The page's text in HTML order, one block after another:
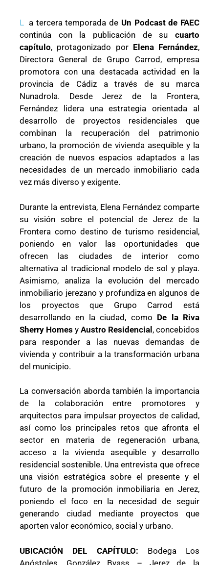
L a tercera temporada de Un Podcast de FAEC
continúa con la publicación de su cuarto
capítulo, protagonizado por Elena Fernández,
Directora General de Grupo Carrod, empresa
promotora con una destacada actividad en la
provincia de Cádiz a través de su marca
Nunadrola. Desde Jerez de la Frontera,
Fernández lidera una estrategia orientada al
desarrollo de proyectos residenciales que
combinan la recuperación del patrimonio
urbano, la promoción de vivienda asequible y la
creación de nuevos espacios adaptados a las
necesidades de un mercado inmobiliario cada
vez más diverso y exigente.
Durante la entrevista, Elena Fernández comparte
su visión sobre el potencial de Jerez de la
Frontera como destino de turismo residencial,
poniendo en valor las oportunidades que
ofrecen las ciudades de interior como
alternativa al tradicional modelo de sol y playa.
Asimismo, analiza la evolución del mercado
inmobiliario jerezano y profundiza en algunos de
los proyectos que Grupo Carrod está
desarrollando en la ciudad, como De la Riva
Sherry Homes y Austro Residencial, concebidos
para responder a las nuevas demandas de
vivienda y contribuir a la transformación urbana
del municipio.
La conversación aborda también la importancia
de la colaboración entre promotores y
arquitectos para impulsar proyectos de calidad,
así como los principales retos que afronta el
sector en materia de regeneración urbana,
acceso a la vivienda asequible y desarrollo
residencial sostenible. Una entrevista que ofrece
una visión estratégica sobre el presente y el
futuro de la promoción inmobiliaria en Jerez,
poniendo el foco en la necesidad de seguir
generando ciudad mediante proyectos que
aporten valor económico, social y urbano.
UBICACIÓN DEL CAPÍTULO: Bodega Los
Apóstoles, González Byass – Jerez de la